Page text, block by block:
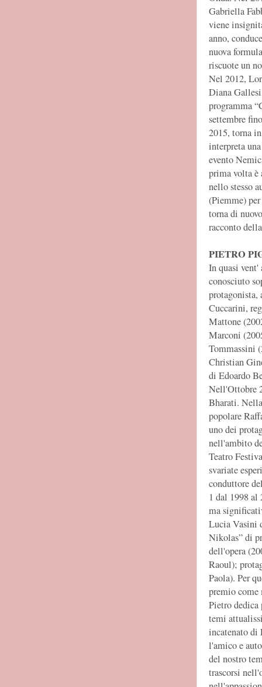
Gabriella
viene
anno,
nuova
riscuote un
Nel 2012,
Diana
programma
settembre
2015, torna
interpreta
evento
prima volta è
nello stesso
(Piemme)
torna di
racconto
PIETRO
In quasi vent'
conosciuto
protagonista,
Cuccarini,
Mattone
Marconi
Tommassini
Christian
di Edoardo
Nell'Ottobre
Bharati.
popolare
uno dei
nell'ambito
Teatro
svariate
conduttore
1 dal 1998 al
ma
Lucia Vasini
Nikolas” di
dell'opera
Raoul);
Paola). Per
premio
Pietro
temi
incatenato di
l'amico e
del nostro
trascorsi